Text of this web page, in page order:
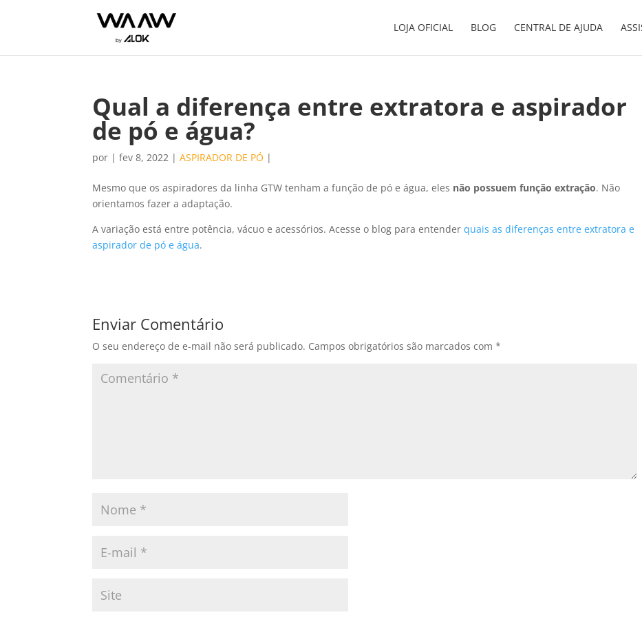
LOJA OFICIAL BLOG CENTRAL DE AJUDA
Qual a diferença entre extratora e aspirador
de pó e água?
por |fev 8, 2022 |ASPIRADOR DE PÓ |
Mesmo que os aspiradores da linha GTW tenham a função de pó e água, eles não possuem função extração. Não
orientamos fazer a adaptação.
A variação está entre potência, vácuo e acessórios. Acesse o blog para entenderquais as diferenças entre extratora e
aspirador de pó e água.
Enviar Comentário
O seu endereço de e-mail não será publicado. Campos obrigatórios são marcados com*